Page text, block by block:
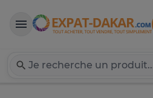
Expat-Dakar